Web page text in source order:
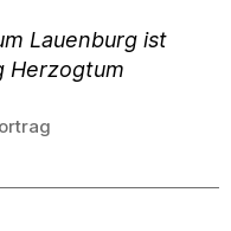
Lauenburg ist
Herzogtum